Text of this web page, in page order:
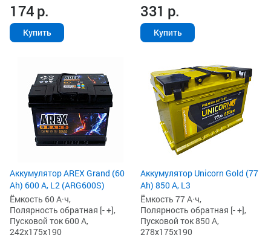
174р.
Купить
331 р.
Купить
Аккумулятор AREX Grand (60
Ah) 600 А, L2 (ARG600S)
Ёмкость 60 А·ч,
Полярность обратная [- +],
Пусковой ток 600 А,
242x175x190
Аккумулятор Unicorn Gold (77
Ah) 850 А, L3
Ёмкость 77 А·ч,
Полярность обратная [- +],
Пусковой ток 850 А,
278x175x190